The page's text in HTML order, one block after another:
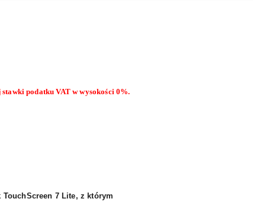
podatku VAT w wysokości 0%.
7 Lite, z którym